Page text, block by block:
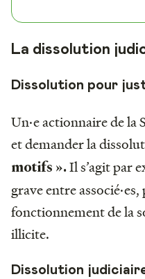
La dissolution
Dissolution pour
Un·e actionnaire de la
et demander la
motifs ».Il s’agit par
grave entre
fonctionnement de la
illicite.
Dissolution